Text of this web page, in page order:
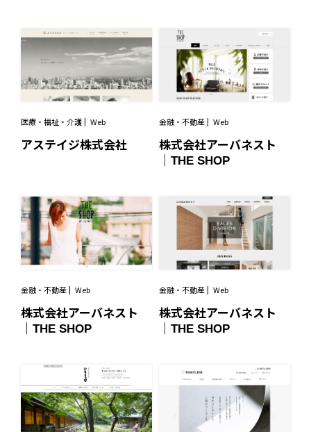
医療・福祉・介護 Web
アステイジ株式会社
金融・不動産 Web
株式会社アーバネスト
｜THE SHOP
金融・不動産 Web
株式会社アーバネスト
｜THE SHOP
金融・不動産 Web
株式会社アーバネスト
｜THE SHOP